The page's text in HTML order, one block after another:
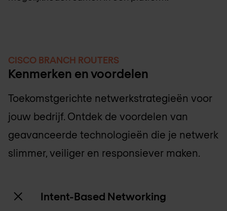
CISCO BRANCH ROUTERS
Kenmerken en voordelen
Toekomstgerichte netwerkstrategieën voor
jouw bedrijf. Ontdek de voordelen van
geavanceerde technologieën die je netwerk
slimmer, veiliger en responsiever maken.
Intent-Based Networking